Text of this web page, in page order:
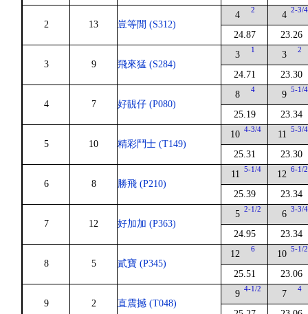
2 13 豈等閒 (S312)
4 2
24.87
4 2-3/4
23.26
3 9 飛來猛 (S284)
3 1
24.71
3 2
23.30
4 7 好靚仔 (P080)
8 4
25.19
9 5-1/4
23.34
5 10 精彩鬥士 (T149)
10 4-3/4
25.31
11 5-3/4
23.30
6 8 勝飛 (P210)
11 5-1/4
25.39
12 6-1/2
23.34
7 12 好加加 (P363)
5 2-1/2
24.95
6 3-3/4
23.34
8 5 貳寶 (P345)
12 6
25.51
10 5-1/2
23.06
9 2 直震撼 (T048)
9 4-1/2 7 4